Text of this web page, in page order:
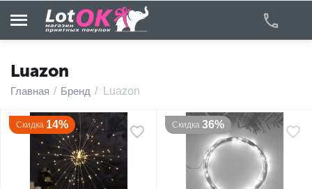
Luazon
Главная / Бренд / Luazon
Скидка 14% Скидка 36%